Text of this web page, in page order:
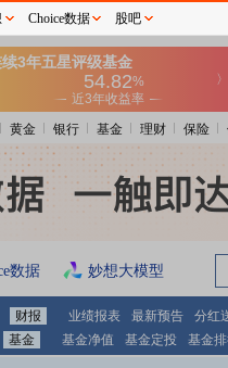
黄金 银行 基金 理财 保险
数据 妙想大模型
财报 业绩报表 最新预告 分红
基金 基金净值 基金定投 基金
Choice数据 股吧